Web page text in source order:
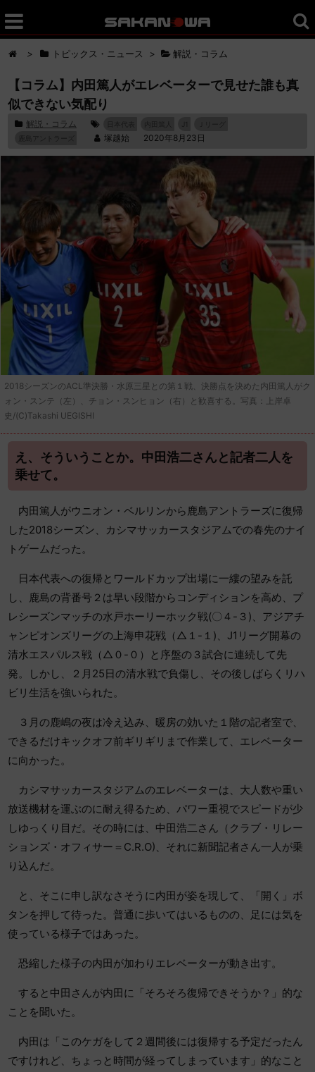
> トピックス・ニュース > 解説・コラム
【コラム】内田篤人がエレベーターで見せた誰も真
似できない気配り
解説・コラム
塚越始 2020年8月23日
2018シーズンのACL準決勝・水原三星との第１戦、決勝点を決めた内田篤人がク
ォン・スンテ（左）、チョン・スンヒョン（右）と歓喜する。写真：上岸卓
史/(C)Takashi UEGISHI
え、そういうことか。中田浩二さんと記者二人を
乗せて。
内田篤人がウニオン・ベルリンから鹿島アントラーズに復帰
した2018シーズン、カシマサッカースタジアムでの春先のナイ
トゲームだった。
日本代表への復帰とワールドカップ出場に一縷の望みを託
し、鹿島の背番号２は早い段階からコンディションを高め、プ
レシーズンマッチの水戸ホーリーホック戦(〇４-３)、アジアチ
ャンピオンズリーグの上海申花戦（△１-１)、J1リーグ開幕の
清水エスパルス戦（△０-０）と序盤の３試合に連続して先
発。しかし、２月25日の清水戦で負傷し、その後しばらくリハ
ビリ生活を強いられた。
３月の鹿嶋の夜は冷え込み、暖房の効いた１階の記者室で、
できるだけキックオフ前ギリギリまで作業して、エレベーター
に向かった。
カシマサッカースタジアムのエレベーターは、大人数や重い
放送機材を運ぶのに耐え得るため、パワー重視でスピードが少
しゆっくり目だ。その時には、中田浩二さん（クラブ・リレー
ションズ・オフィサー＝C.R.O)、それに新聞記者さん一人が乗
り込んだ。
と、そこに申し訳なさそうに内田が姿を現して、「開く」ボ
タンを押して待った。普通に歩いてはいるものの、足には気を
使っている様子ではあった。
恐縮した様子の内田が加わりエレベーターが動き出す。
すると中田さんが内田に「そろそろ復帰できそうか？」的な
ことを聞いた。
内田は「このケガをして２週間後には復帰する予定だったん
ですけれど、ちょっと時間が経ってしまっています」的なこと